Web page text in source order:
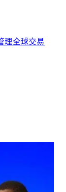
理​​全球交易​​